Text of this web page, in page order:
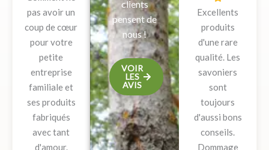
é
5
s
u
r
5
pas avoir un
coup de cœur
pour votre
petite
entreprise
familiale et
ses produits
fabriqués
avec tant
d'amour.
clients
pensent de
nous !
VOIR
LES
AVIS
t
é
5
s
u
r
5
Excellents
produits
d'une rare
qualité. Les
savoniers
sont
toujours
d'aussi bons
conseils.
Dommage